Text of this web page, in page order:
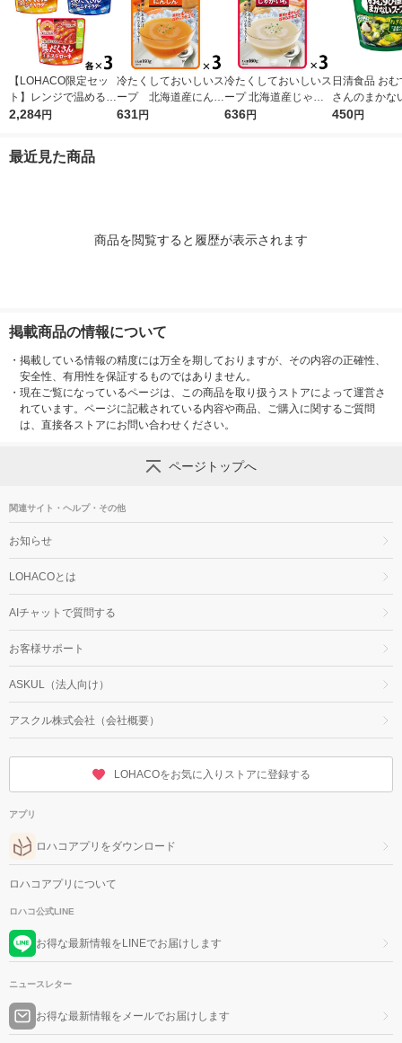
【LOHACO限定セッ
ト】レンジで温めるだ
け♪ 江崎グリコ クレ
セット（9食）
2,284円
冷たくしておいしいス
ープ 北海道産にんじ
ん 1セット（1個×3）
631円
冷たくしておいしいス
ープ 北海道産じゃが
いも 1セット（1個×
636円
日清食品 お
さんのまかな
ねぎ塩わかめ
450円
最近見た商品
商品を閲覧すると履歴が表示されます
掲載商品の情報について
・ 掲載している情報の精度には万全を期しておりますが、その内容の正確性、
安全性、有用性を保証するものではありません。
・ 現在ご覧になっているページは、この商品を取り扱うストアによって運営さ
れています。ページに記載されている内容や商品、ご購入に関するご質問
は、直接各ストアにお問い合わせください。
ページトップへ
関連サイト・ヘルプ・その他
お知らせ
LOHACOとは
AIチャットで質問する
お客様サポート
ASKUL（法人向け）
アスクル株式会社（会社概要）
LOHACOをお気に入りストアに登録する
アプリ
ロハコアプリをダウンロード
ロハコアプリについて
ロハコ公式LINE
お得な最新情報をLINEでお届けします
ニュースレター
お得な最新情報をメールでお届けします